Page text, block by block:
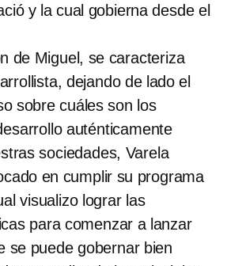
y la cual gobierna desde el
de Miguel, se caracteriza
dejando de lado el
sobre cuáles son los
auténticamente
sociedades, Varela
en cumplir su programa
visualizo lograr las
para comenzar a lanzar
se puede gobernar bien